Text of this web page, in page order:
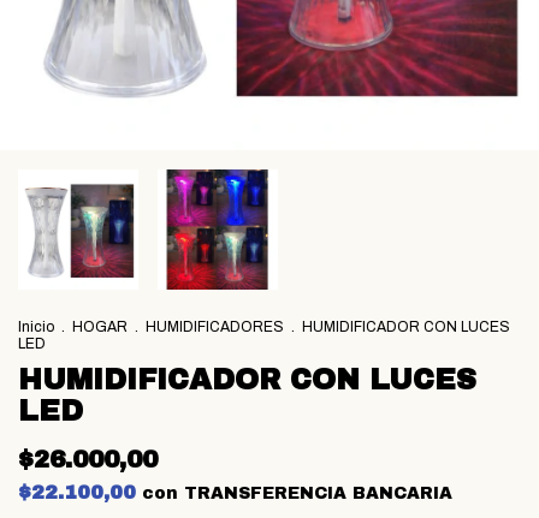
Inicio . HOGAR . HUMIDIFICADORES .
HUMIDIFICADOR CON LUCES
LED
HUMIDIFICADOR CON LUCES
LED
$26.000,00
$22.100,00 con TRANSFERENCIA BANCARIA